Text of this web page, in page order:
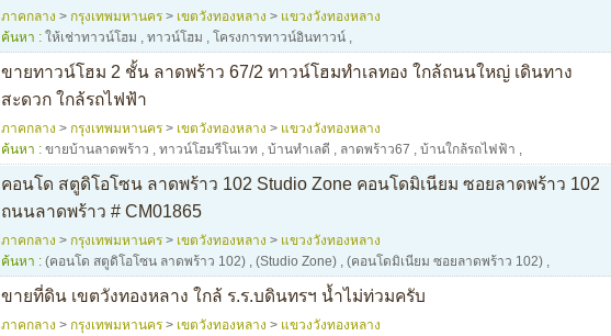
ภาคกลาง > กรุงเทพมหานคร > เขตวังทองหลาง > แขวงวังทองหลาง
ค้นหา : ให้เช่าทาวน์โฮม , ทาวน์โฮม , โครงการทาวน์อินทาวน์ ,
ขายทาวน์โฮม 2 ชั้น ลาดพร้าว 67/2 ทาวน์โฮมทำเลทอง ใกล้ถนนใหญ่ เดินทาง
สะดวก ใกล้รถไฟฟ้า
ภาคกลาง > กรุงเทพมหานคร > เขตวังทองหลาง > แขวงวังทองหลาง
ค้นหา : ขายบ้านลาดพร้าว , ทาวน์โฮมรีโนเวท , บ้านทำเลดี , ลาดพร้าว67 , บ้านใกล้รถไฟฟ้า ,
คอนโด สตูดิโอโซน ลาดพร้าว 102 Studio Zone คอนโดมิเนียม ซอยลาดพร้าว 102
ถนนลาดพร้าว # CM01865
ภาคกลาง > กรุงเทพมหานคร > เขตวังทองหลาง > แขวงวังทองหลาง
ค้นหา : (คอนโด สตูดิโอโซน ลาดพร้าว 102) , (Studio Zone) , (คอนโดมิเนียม ซอยลาดพร้าว 102) ,
ขายที่ดิน เขตวังทองหลาง ใกล้ ร.ร.บดินทรฯ น้ำไม่ท่วมครับ
ภาคกลาง > กรุงเทพมหานคร > เขตวังทองหลาง > แขวงวังทองหลาง